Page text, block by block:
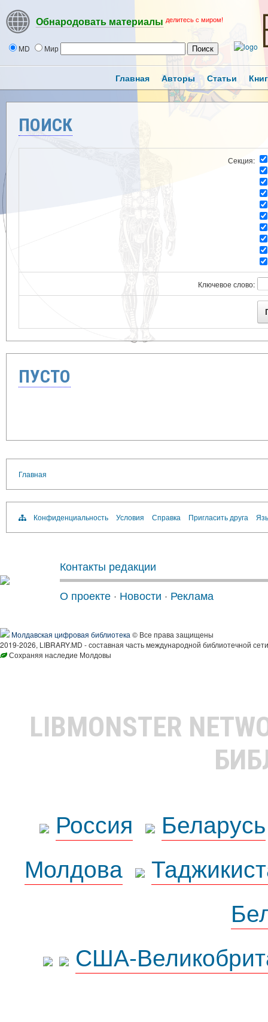
Обнародовать материалы делитесь с миром!
MD Мир
Главная Авторы Статьи
ПОИСК
Секция:
Ключевое слово:
ПУСТО
Главная
Конфиденциальность Условия Справка Пригласить друга
Контакты редакции
О проекте · Новости · Реклама
Молдавская цифровая библиотека © Все права защищены
2019-2026, LIBRARY.MD - составная часть международной библиотечной
Сохраняя наследие Молдовы
LIBMONSTER
Россия
Беларусь
Молдова
США-